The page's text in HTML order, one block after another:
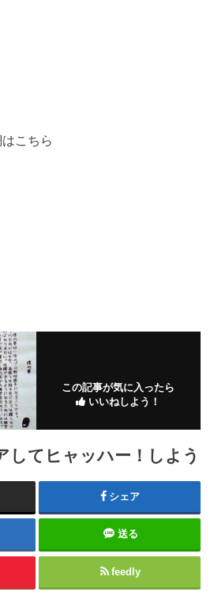
こちら
この記事が気に入ったら
いいねしよう！
してヒャッハー！しよう
シェア
送る
feedly